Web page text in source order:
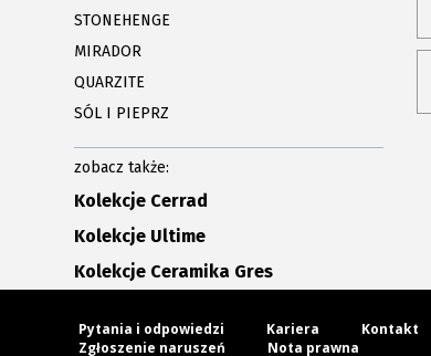
STONEHENGE
MIRADOR
QUARZITE
SÓL I PIEPRZ
zobacz także:
Kolekcje Cerrad
Kolekcje Ultime
Kolekcje Ceramika Gres
Pytania i odpowiedzi Kariera Kontakt
Zgłoszenie naruszeń
Nota prawna